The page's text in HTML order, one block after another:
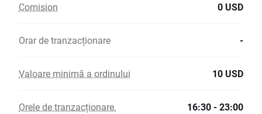
Comision 0 USD
Orar de tranzacționare -
Valoare minimă a ordinului 10 USD
Orele de tranzacționare. 16:30 - 23:00